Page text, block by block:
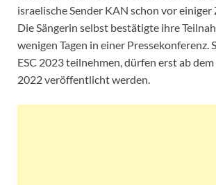
israelische Sender KAN schon vor einiger
Die Sängerin selbst bestätigte ihre
wenigen Tagen in einer Pressekonferenz.
ESC 2023 teilnehmen, dürfen erst ab
2022 veröffentlicht werden.